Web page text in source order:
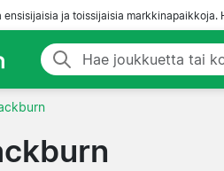
ensisijaisia ja toissijaisia